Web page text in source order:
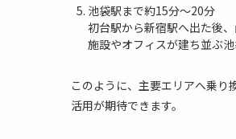
池袋駅まで約15分～20分
初台駅から新宿駅へ出た後
施設やオフィスが建ち並ぶ
このように、主要エリアへ乗り
活用が期待できます。